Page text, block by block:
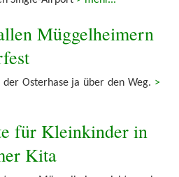
Müggelheimern
Osterhase ja über den Weg. >
für Kleinkinder in
Kita